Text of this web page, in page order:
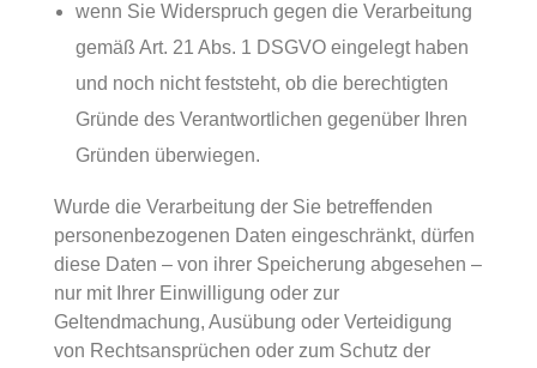
wenn Sie Widerspruch gegen die Verarbeitung
gemäß Art. 21 Abs. 1 DSGVO eingelegt haben
und noch nicht feststeht, ob die berechtigten
Gründe des Verantwortlichen gegenüber Ihren
Gründen überwiegen.
Wurde die Verarbeitung der Sie betreffenden
personenbezogenen Daten eingeschränkt, dürfen
diese Daten – von ihrer Speicherung abgesehen –
nur mit Ihrer Einwilligung oder zur
Geltendmachung, Ausübung oder Verteidigung
von Rechtsansprüchen oder zum Schutz der